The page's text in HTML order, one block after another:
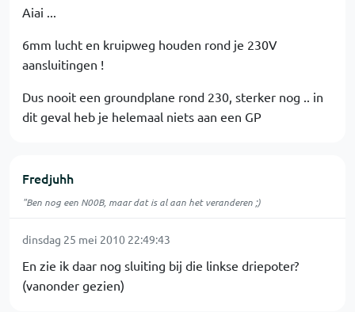
Aiai ...
6mm lucht en kruipweg houden rond je 230V
aansluitingen !
Dus nooit een groundplane rond 230, sterker nog .. in
dit geval heb je helemaal niets aan een GP
Fredjuhh
"Ben nog een N00B, maar dat is al aan het veranderen ;)
dinsdag 25 mei 2010 22:49:43
En zie ik daar nog sluiting bij die linkse driepoter?
(vanonder gezien)